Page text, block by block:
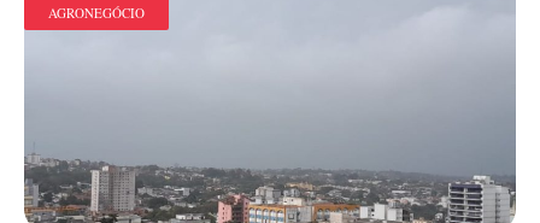
AGRONEGÓCIO